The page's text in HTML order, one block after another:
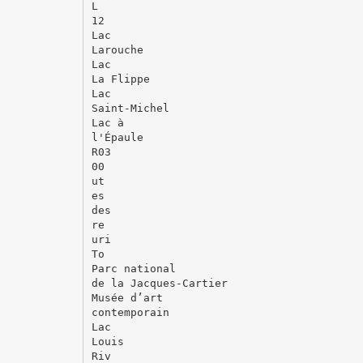
L
12
Lac
Larouche
Lac
La Flippe
Lac
Saint-Michel
Lac à
l'Épaule
R03
00
ut
es
des
re
uri
To
Parc national
de la Jacques-Cartier
Musée d’art
contemporain
Lac
Louis
Riv